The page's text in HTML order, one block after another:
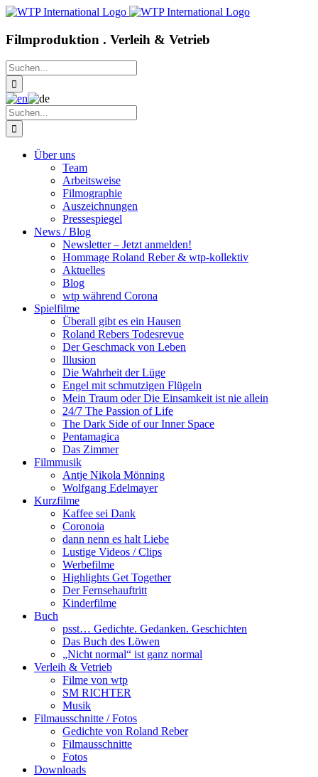
Zum
springen
Filmproduktion . Verleih & Vetrieb
Suche
nach:
Suche
nach:
Über uns
Team
Arbeitsweise
Filmographie
Auszeichnungen
Pressespiegel
News / Blog
Newsletter – Jetzt anmelden!
Hommage Roland Reber & wtp-kollektiv
Aktuelles
Blog
wtp während Corona
Spielfilme
Überall gibt es ein Hausen
Roland Rebers Todesrevue
Der Geschmack von Leben
Illusion
Die Wahrheit der Lüge
Engel mit schmutzigen Flügeln
Mein Traum oder Die Einsamkeit ist nie allein
24/7 The Passion of Life
The Dark Side of our Inner Space
Pentamagica
Das Zimmer
Filmmusik
Antje Nikola Mönning
Wolfgang Edelmayer
Kurzfilme
Kaffee sei Dank
Coronoia
dann nenn es halt Liebe
Lustige Videos / Clips
Werbefilme
Highlights Get Together
Der Fernsehauftritt
Kinderfilme
Buch
psst… Gedichte. Gedanken. Geschichten
Das Buch des Löwen
„Nicht normal“ ist ganz normal
Verleih & Vetrieb
Filme von wtp
SM RICHTER
Musik
Filmausschnitte / Fotos
Gedichte von Roland Reber
Filmausschnitte
Fotos
Downloads